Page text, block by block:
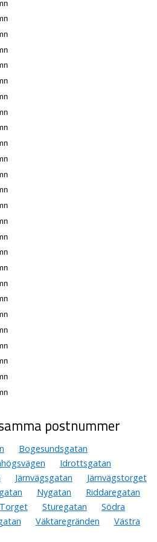
postnummer
Bogesundsgatan
Idrottsgatan
Järnvägsgatan
Järnvägstorget
Nygatan
Riddaregatan
Sturegatan
Södra
Väktaregränden
Västra